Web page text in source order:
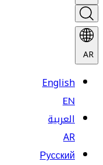
AR
English
EN
العربية
AR
Русский